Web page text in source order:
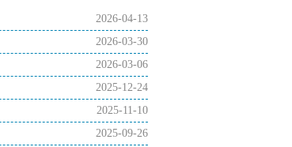
2026-04-13
2026-03-30
2026-03-06
2025-12-24
2025-11-10
2025-09-26